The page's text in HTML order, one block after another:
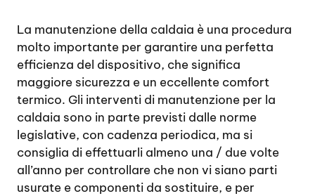
La manutenzione della caldaia è una procedura
molto importante per garantire una perfetta
efficienza del dispositivo, che significa
maggiore sicurezza e un eccellente comfort
termico. Gli interventi di manutenzione per la
caldaia sono in parte previsti dalle norme
legislative, con cadenza periodica, ma si
consiglia di effettuarli almeno una / due volte
all’anno per controllare che non vi siano parti
usurate e componenti da sostituire, e per